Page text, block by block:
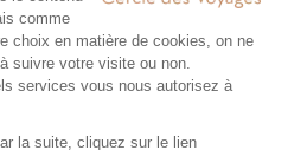
permettent de découvrir
Les sentiers traversent
forêts luxuriantes et des